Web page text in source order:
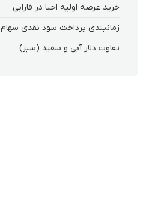
خرید عرضه اولیه احیا در فارابی
زمانبندی پرداخت سود نقدی سهام‌
تفاوت دلار آبی و سفید (سبز)